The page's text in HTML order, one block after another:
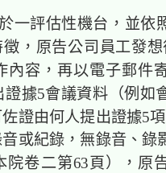
評估性機台，並依
，原告公司員工發
內容，再以電子郵件
據5會議資料（例如
證由何人提出證據5
或紀錄，無錄音、錄
院卷二第63頁），原